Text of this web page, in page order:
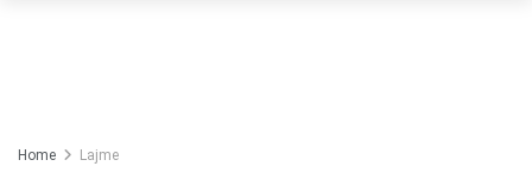
Home Lajme